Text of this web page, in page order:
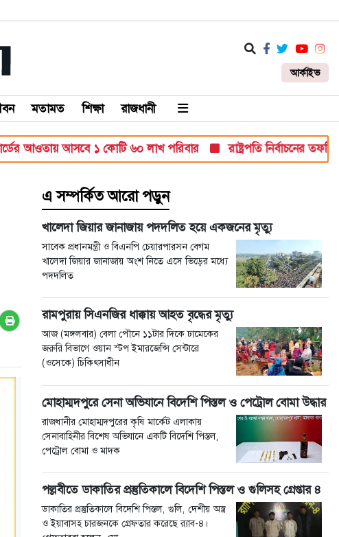
আর্কাইভ
মতামত শিক্ষা রাজধানী
আওতায় আসবে ১ কোটি ৬০ লাখ পরিবার রাষ্ট্রপতি নির্বাচনের
এ সম্পর্কিত আরো পড়ুন
খালেদা জিয়ার জানাজায় পদদলিত হয়ে একজনের মৃত্যু
সাবেক প্রধানমন্ত্রী ও বিএনপি চেয়ারপারসন বেগম
খালেদা জিয়ার জানাজায় অংশ নিতে এসে ভিড়ের মধ্যে
পদদলিত
রামপুরায় সিএনজির ধাক্কায় আহত বৃদ্ধের মৃত্যু
আজ (মঙ্গলবার) বেলা পৌনে ১১টার দিকে ঢামেকের
জরুরি বিভাগে ওয়ান স্টপ ইমারজেন্সি সেন্টারে
(ওসেকে) চিকিৎসাধীন
মোহাম্মদপুরে সেনা অভিযানে বিদেশি পিস্তল ও পেট্রোল বোমা উদ্ধার
রাজধানীর মোহাম্মদপুরের কৃষি মার্কেট এলাকায়
সেনাবাহিনীর বিশেষ অভিযানে একটি বিদেশি পিস্তল,
পেট্রোল বোমা ও মাদক
পল্লবীতে ডাকাতির প্রস্তুতিকালে বিদেশি পিস্তল ও গুলিসহ গ্রেপ্তার ৪
ডাকাতির প্রস্তুতিকালে বিদেশি পিস্তল, গুলি, দেশীয় অস্ত্র
ও ইয়াবাসহ চারজনকে গ্রেফতার করেছে র‍্যাব-৪।